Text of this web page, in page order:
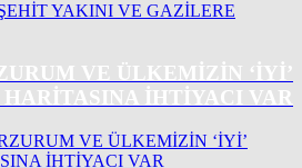
VE ÜLKEMİZİN ‘İYİ’
HARİTASINA İHTİYACI VAR